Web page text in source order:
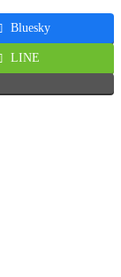
Bluesky
LINE